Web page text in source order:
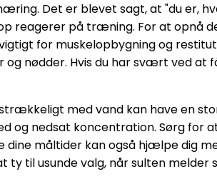
Det er blevet sagt, at "du er,
reagerer på træning. For at opnå
for muskelopbygning og
nødder. Hvis du har svært ved at
med vand kan have en
nedsat koncentration. Sørg for
måltider kan også hjælpe dig
ty til usunde valg, når sulten